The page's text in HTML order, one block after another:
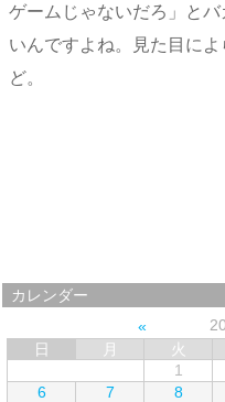
ゲームじゃないだろ」と
いんですよね。見た目に
ど。
カレンダー
日
月 火
1
6
7 8